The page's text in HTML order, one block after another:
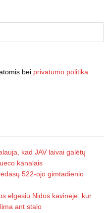
bei privatumo politika
kad JAV laivai galėtų
kanalais
522-ojo gimtadienio
elgesiu Nidos kavinėje: kur
ant stalo